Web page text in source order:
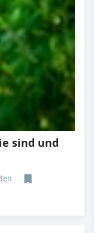
sind und